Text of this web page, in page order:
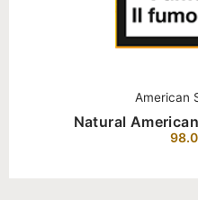
American
Natural